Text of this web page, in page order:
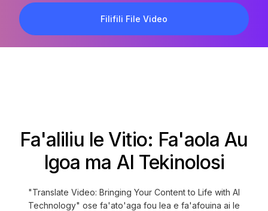
Filifili File Video
Fa'aliliu le Vitio: Fa'aola Au
Igoa ma AI Tekinolosi
"Translate Video: Bringing Your Content to Life with AI
Technology" ose fa'ato'aga fou lea e fa'afouina ai le